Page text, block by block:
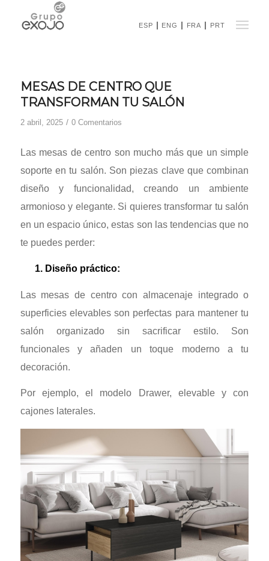
ESP ENG FRA PRT
MESAS DE CENTRO QUE
TRANSFORMAN TU SALÓN
2 abril, 2025 / 0 Comentarios
Las mesas de centro son mucho más que un simple
soporte en tu salón. Son piezas clave que combinan
diseño y funcionalidad, creando un ambiente
armonioso y elegante. Si quieres transformar tu salón
en un espacio único, estas son las tendencias que no
te puedes perder:
1. Diseño práctico:
Las mesas de centro con almacenaje integrado o
superficies elevables son perfectas para mantener tu
salón organizado sin sacrificar estilo. Son
funcionales y añaden un toque moderno a tu
decoración.
Por ejemplo, el modelo Drawer, elevable y con
cajones laterales.